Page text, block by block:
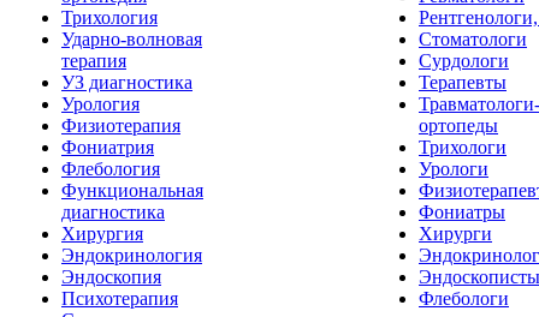
Трихология
Ударно-волновая
терапия
УЗ диагностика
Урология
Физиотерапия
Фониатрия
Флебология
Функциональная
диагностика
Хирургия
Эндокринология
Эндоскопия
Психотерапия
Стоматологи
Сурдологи
Терапевты
Травматологи-
ортопеды
Трихологи
Урологи
Фониатры
Хирурги
Эндоскописты
Флебологи